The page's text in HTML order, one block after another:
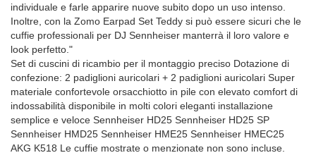
individuale e farle apparire nuove subito dopo un uso intenso.
Inoltre, con la Zomo Earpad Set Teddy si può essere sicuri che le
cuffie professionali per DJ Sennheiser manterrà il loro valore e
look perfetto."
Set di cuscini di ricambio per il montaggio preciso Dotazione di
confezione: 2 padiglioni auricolari + 2 padiglioni auricolari Super
materiale confortevole orsacchiotto in pile con elevato comfort di
indossabilità disponibile in molti colori eleganti installazione
semplice e veloce Sennheiser HD25 Sennheiser HD25 SP
Sennheiser HMD25 Sennheiser HME25 Sennheiser HMEC25
AKG K518 Le cuffie mostrate o menzionate non sono incluse.